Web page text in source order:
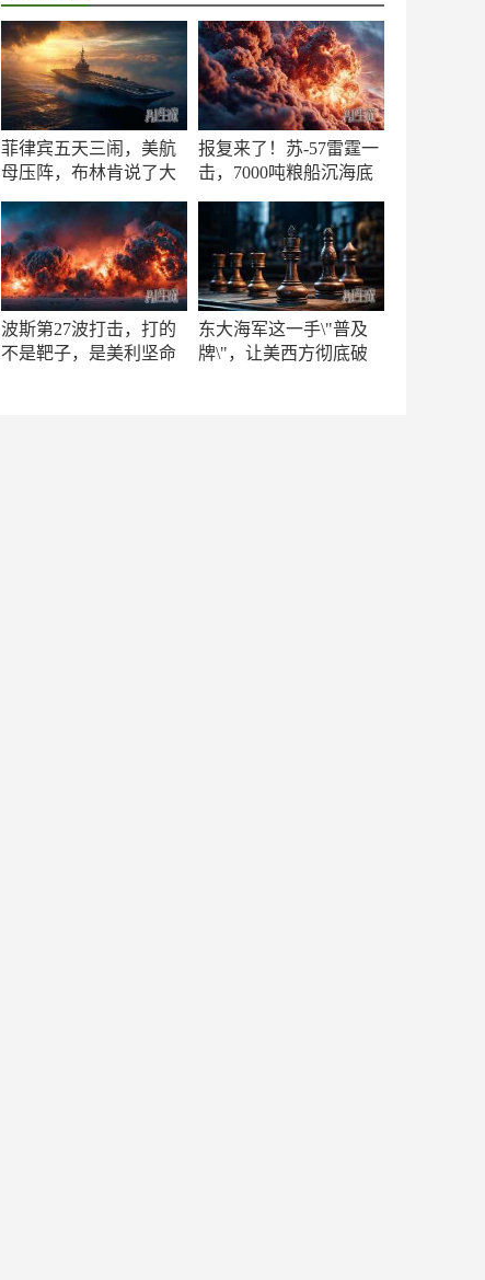
菲律宾五天三闹，美航
母压阵，布林肯说了大
报复来了！苏-57雷霆一
击，7000吨粮船沉海底
波斯第27波打击，打的
不是靶子，是美利坚命
东大海军这一手\"普及
牌\"，让美西方彻底破